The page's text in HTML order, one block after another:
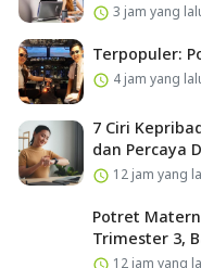
3 jam yang
Terpopuler:
4 jam yang
7 Ciri
dan Percaya
12 jam yang
Potret
Trimester 3,
12 jam yang